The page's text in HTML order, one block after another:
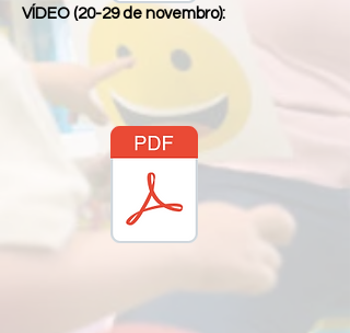
VÍDEO (20-29 de novembro):